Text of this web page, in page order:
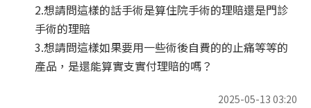
2.想請問這樣的話手術是算住院手術的理賠還是門診
手術的理賠
3.想請問這樣如果要用一些術後自費的的止痛等等的
產品，是還能算實支實付理賠的嗎？
2025-05-13 03:20